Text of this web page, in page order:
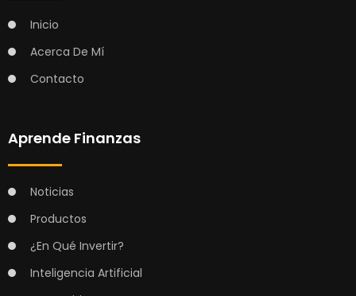
Inicio
Acerca De Mí
Contacto
Aprende Finanzas
Noticias
Productos
¿En Qué Invertir?
Inteligencia Artificial